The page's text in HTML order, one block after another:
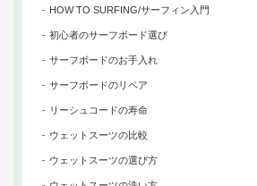
HOW TO SURFING/サーフィン入門
初心者のサーフボード選び
サーフボードのお手入れ
サーフボードのリペア
リーシュコードの寿命
ウェットスーツの比較
ウェットスーツの選び方